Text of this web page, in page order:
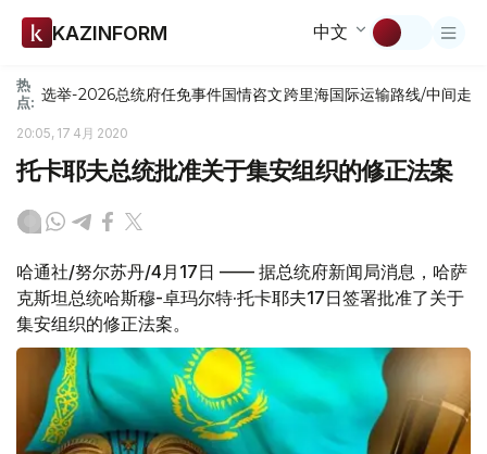
KAZINFORM 中文
热
点: 选举-2026总统府任免事件国情咨文跨里海国际运输路线/中间走廊
20:05, 17 4月 2020
托卡耶夫总统批准关于集安组织的修正法案
哈通社/努尔苏丹/4月17日 —— 据总统府新闻局消息，哈萨
克斯坦总统哈斯穆-卓玛尔特·托卡耶夫17日签署批准了关于
集安组织的修正法案。